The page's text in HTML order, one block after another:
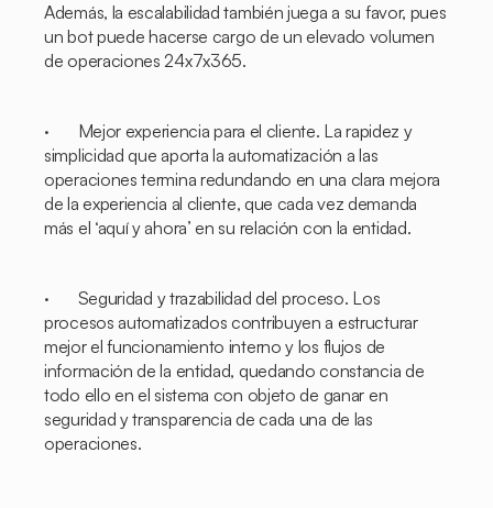
Además, la escalabilidad también juega a su favor, pues
unbotpuede hacerse cargo de un elevado volumen
de operaciones 24x7x365.
· Mejor experiencia para el cliente. La rapidez y
simplicidad que aporta la automatización a las
operaciones termina redundando en una clara mejora
de la experiencia al cliente, que cada vez demanda
más el ‘aquí y ahora’ en su relación con la entidad.
· Seguridad y trazabilidad del proceso. Los
procesos automatizados contribuyen a estructurar
mejor el funcionamiento interno y los flujos de
información de la entidad, quedando constancia de
todo ello en el sistema con objeto de ganar en
seguridad y transparencia de cada una de las
operaciones.